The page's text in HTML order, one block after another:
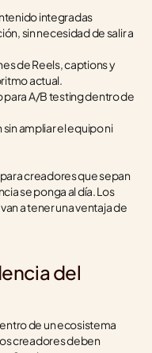
integradas
sin necesidad de salir a
de Reels, captions y
actual.
A/B testing dentro de
ampliar el equipo ni
creadores que sepan
se ponga al día. Los
a tener una ventaja de
del
de un ecosistema
creadores deben